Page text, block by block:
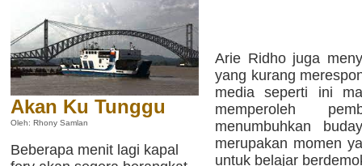
Akan Ku Tunggu
Oleh: Rhony Samlan
Beberapa menit lagi kapal
Arie Ridho juga
yang kurang
media seperti ini
memperoleh
menumbuhkan
merupakan momen
untuk belajar